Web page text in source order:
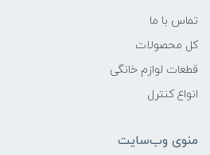
تماس با ما
کل محصولات
قطعات لوازم خانگی
انواع کنترل
منوی وب‌سایت